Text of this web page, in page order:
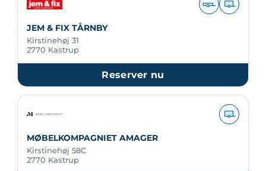
JEM & FIX TÅRNBY
Kirstinehøj 31
2770 Kastrup
Reserver nu
MØBELKOMPAGNIET AMAGER
Kirstinehøj 58C
2770 Kastrup